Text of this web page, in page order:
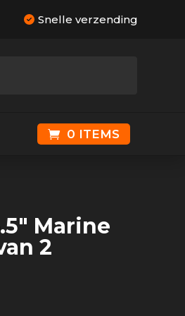
Snelle verzending
0 ITEMS
Marine
2